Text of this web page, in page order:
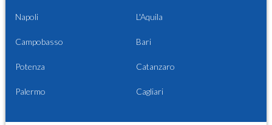
Napoli L'Aquila
Campobasso Bari
Potenza Catanzaro
Palermo Cagliari